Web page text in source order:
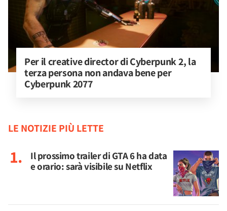
Per il creative director di Cyberpunk 2, la
terza persona non andava bene per
Cyberpunk 2077
LE NOTIZIE PIÙ LETTE
Il prossimo trailer di GTA 6 ha data
e orario: sarà visibile su Netflix